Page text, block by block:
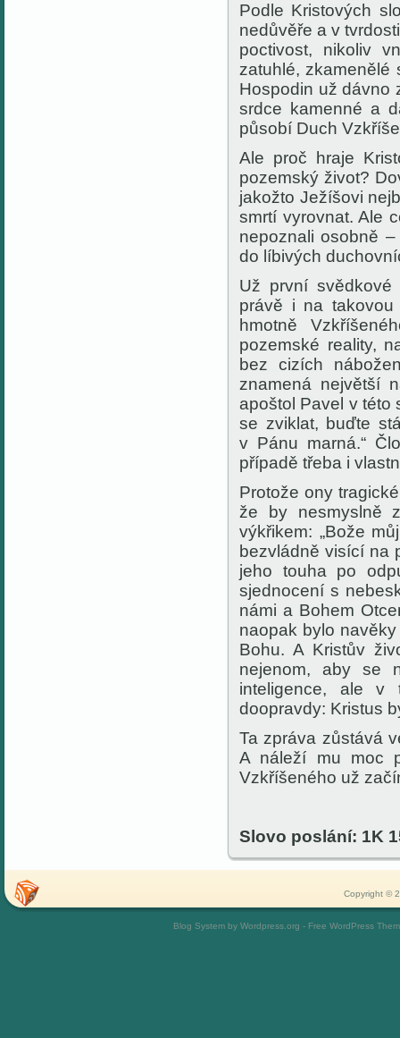
Podle Kristových
nedůvěře a v
poctivost, nikoliv
zatuhlé, zkamenělé
Hospodin už dávno
srdce kamenné a
působí Duch
Ale proč hraje
pozemský život?
jakožto Ježíšovi
smrtí vyrovnat. Ale
nepoznali osobně
do líbivých
Už první
právě i natakovou
hmotně
pozemské reality,
bez cizích
znamená největší
apoštol Pavel v této
se zviklat, buďte
v Pánu marná.“
případě třeba i
Protože ony
že by nesmyslně
výkřikem: „Bože
bezvládně visící na
jeho touha po
sjednocení s
námi a Bohem
naopak bylo
Bohu. A Kristův
nejenom, aby se
inteligence, ale v
doopravdy: Kristus
Ta zpráva zůstává
A náleží mu moc
Vzkříšeného už
Slovo poslání: 1K
Copyright ©
Blog System by Wordpress.org - Free WordPress